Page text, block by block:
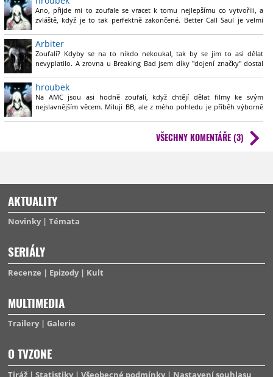
Ano, přijde mi to zoufale se vracet k tomu nejlepšímu co vytvořili, a
zvláště, když je to tak perfektně zakončené. Better Call Saul je velmi
Ale opravdu mě přijde zbytečně, abychom dostali film s Walterem a
Jessim, když to bylo celé výborně ukončené.
Prostě nechápu, proč AMC nepřijde s něčím novým. A to jak zničili The
Walking Dead radši ani nemluvím.
Arbiter
Zoufalí? Kdyby se na to nikdo nekoukal, tak by se jim to asi dělat
nevyplatilo. A zrovna u Breaking Bad jsem díky "dojení značky" dostal
svou kvalitu, tak sem s tím.
hroubek
Na AMC jsou asi hodně zoufalí, když chtějí dělat filmy ke svým
nejslavnějším věcem. Miluji BB, ale z mého pohledu je příběh výborně
VŠECHNY KOMENTÁŘE (3)
AKTUALITY
Novinky Témata
SERIÁLY
Recenze Epizody Kult
MULTIMEDIA
Trailery Galerie
O TVZONE
Tiráž Statistiky Všeobecné podmínky Nastavení souhlasu